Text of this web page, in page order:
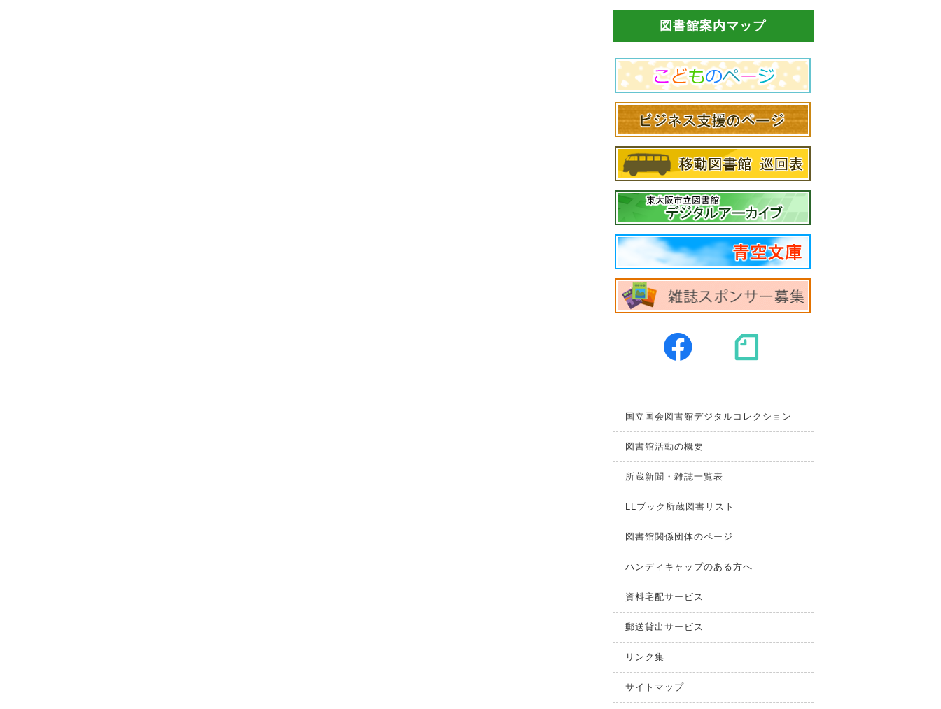
図書館案内マップ
国立国会図書館デジタルコレクション
図書館活動の概要
所蔵新聞・雑誌一覧表
LLブック所蔵図書リスト
図書館関係団体のページ
ハンディキャップのある方へ
資料宅配サービス
郵送貸出サービス
リンク集
サイトマップ